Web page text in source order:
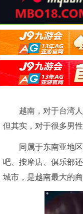
越南，对于台湾
但其实，对于很多男
同属于东南亚地
吧、按摩店、俱乐部
城市，是越南最大的